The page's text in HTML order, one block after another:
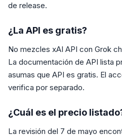
de release.
¿La API es gratis?
No mezcles xAI API con Grok
La documentación de API lista
asumas que API es gratis. El
verifica por separado.
¿Cuál es el precio
La revisión del 7 de mayo